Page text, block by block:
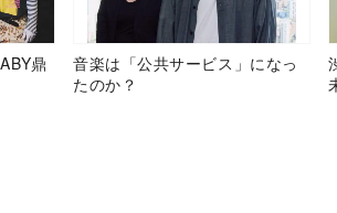
鼎
音楽は「公共サービス」になっ
たのか？